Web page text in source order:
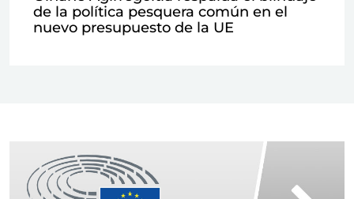
de la política pesquera común en el
nuevo presupuesto de la UE